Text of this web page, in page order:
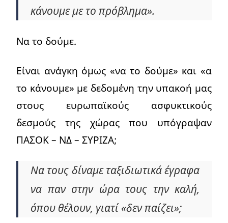
κάνουμε με το πρόβλημα».
Να το δούμε.
Είναι ανάγκη όμως «να το δούμε» και «α
το κάνουμε» με δεδομένη την υπακοή μας
στους ευρωπαϊκούς ασφυκτικούς
δεσμούς της χώρας που υπόγραψαν
ΠΑΣΟΚ – ΝΔ – ΣΥΡΙΖΑ;
Να τους δίναμε ταξιδιωτικά έγραφα
να παν στην ώρα τους την καλή,
όπου θέλουν, γιατί «δεν παίζει»;